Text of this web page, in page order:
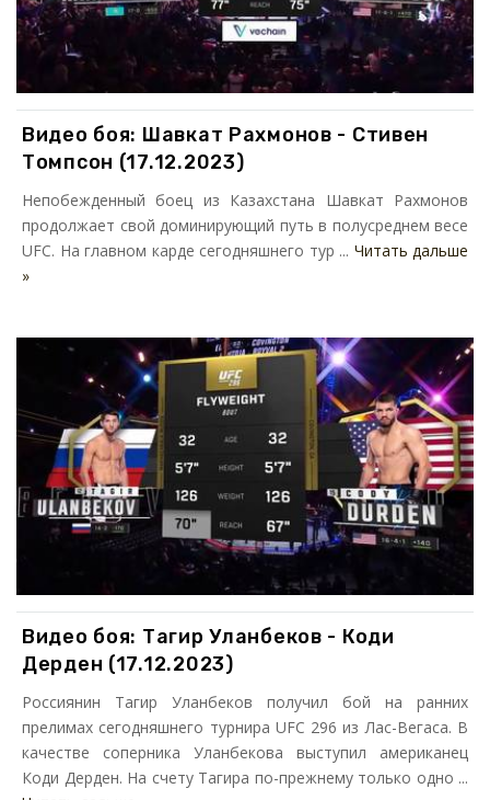
Видео боя: Шавкат Рахмонов - Стивен
Томпсон (17.12.2023)
Непобежденный боец из Казахстана Шавкат Рахмонов
продолжает свой доминирующий путь в полусреднем весе
UFC. На главном карде сегодняшнего тур ... Читать дальше
»
Видео боя: Тагир Уланбеков - Коди
Дерден (17.12.2023)
Россиянин Тагир Уланбеков получил бой на ранних
прелимах сегодняшнего турнира UFC 296 из Лас-Вегаса. В
качестве соперника Уланбекова выступил американец
Коди Дерден. На счету Тагира по-прежнему только одно ...